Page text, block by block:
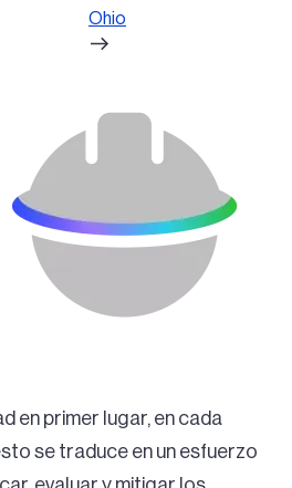
en primer lugar, en cada
se traduce en un esfuerzo
Ohio